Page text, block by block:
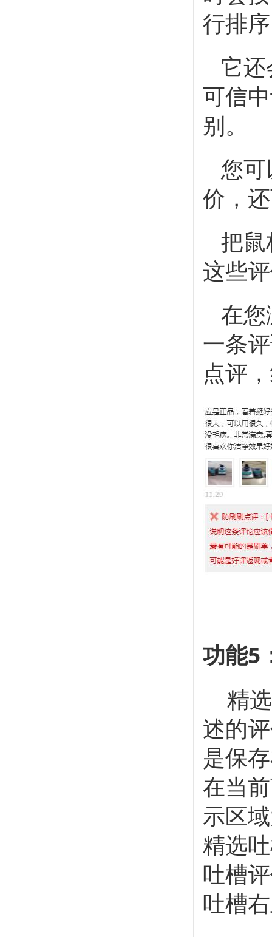
行排
它还
可信
别。
您可
价，
把鼠
这些
在您
一条
点评
功能
精选
述的
是保
在当
示区
精选
吐槽
吐槽